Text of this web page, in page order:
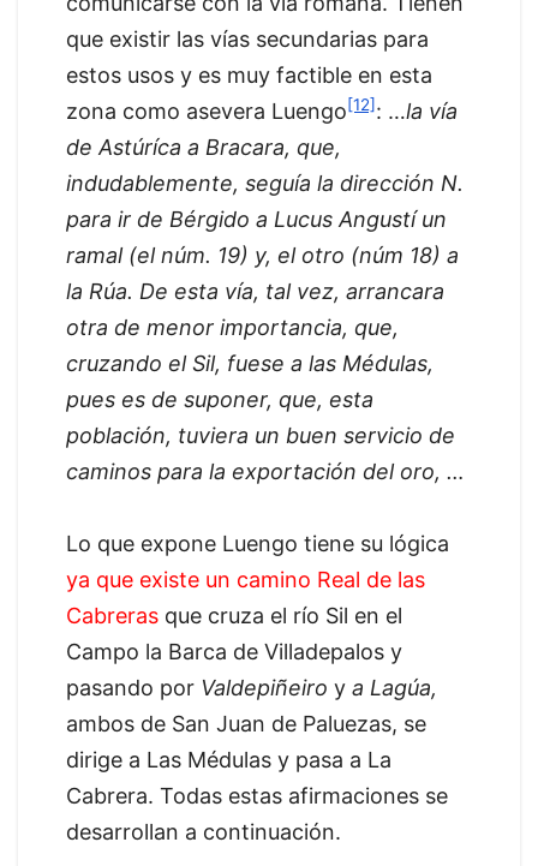
que existir las vías secundarias para
estos usos y es muy factible en esta
zona como asevera Luengo[12]: …la vía
de Astúríca a Bracara, que,
indudablemente, seguía la dirección N.
para ir de Bérgido a Lucus Angustí un
ramal (el núm. 19) y, el otro (núm 18) a
la Rúa. De esta vía, tal vez, arrancara
otra de menor importancia, que,
cruzando el Sil, fuese a las Médulas,
pues es de suponer, que, esta
población, tuviera un buen servicio de
caminos para la exportación del oro, …
Lo que expone Luengo tiene su lógica
ya que existe un camino Real de las
Cabreras que cruza el río Sil en el
Campo la Barca de Villadepalos y
pasando por Valdepiñeiro y a Lagúa,
ambos de San Juan de Paluezas, se
dirige a Las Médulas y pasa a La
Cabrera. Todas estas afirmaciones se
desarrollan a continuación.